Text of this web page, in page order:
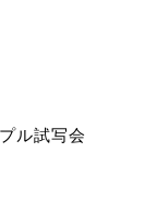
ル試写会